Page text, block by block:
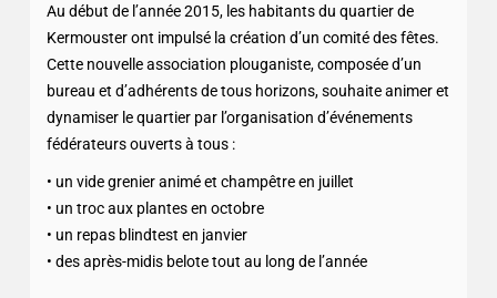
Au début de l’année 2015, les habitants du quartier de
Kermouster ont impulsé la création d’un comité des fêtes.
Cette nouvelle association plouganiste, composée d’un
bureau et d’adhérents de tous horizons, souhaite animer et
dynamiser le quartier par l’organisation d’événements
fédérateurs ouverts à tous :
• un vide grenier animé et champêtre en juillet
• un troc aux plantes en octobre
• un repas blindtest en janvier
• des après-midis belote tout au long de l’année